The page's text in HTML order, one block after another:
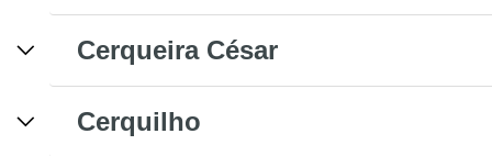
Cerqueira César
Cerquilho